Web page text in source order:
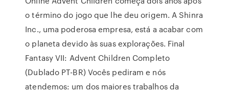
o término do jogo que lhe deu origem. A Shinra
Inc., uma poderosa empresa, está a acabar com
o planeta devido às suas explorações. Final
Fantasy VII: Advent Children Completo
(Dublado PT-BR) Vocês pediram e nós
atendemos: um dos maiores trabalhos da